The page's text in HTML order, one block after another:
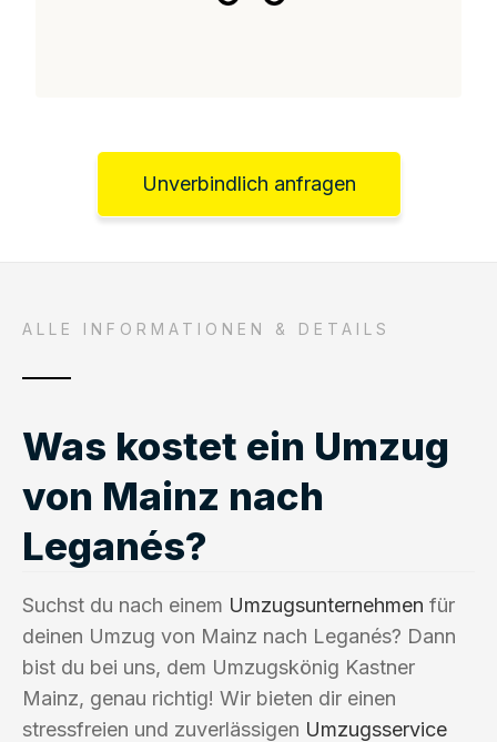
Unverbindlich anfragen
ALLE INFORMATIONEN & DETAILS
Was kostet ein Umzug
von Mainz nach
Leganés?
Suchst du nach einem Umzugsunternehmen für
deinen Umzug von Mainz nach Leganés? Dann
bist du bei uns, dem Umzugskönig Kastner
Mainz, genau richtig! Wir bieten dir einen
stressfreien und zuverlässigen Umzugsservice